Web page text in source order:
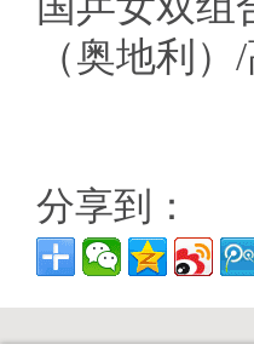
（奥地利
分享到：